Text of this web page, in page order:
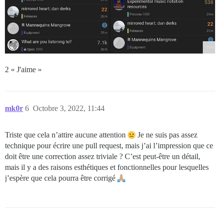
2 « J'aime »
mk0r Octobre 3, 2022, 11:44
6
Triste que cela n’attire aucune attention
Je ne suis pas assez
technique pour écrire une pull request, mais j’ai l’impression que ce
doit être une correction assez triviale ? C’est peut-être un détail,
mais il y a des raisons esthétiques et fonctionnelles pour lesquelles
j’espère que cela pourra être corrigé